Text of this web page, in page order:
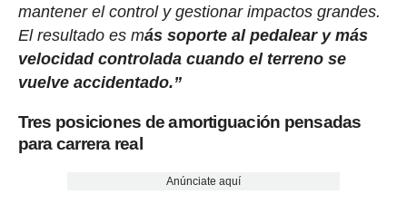
mantener el control y gestionar impactos grandes.
El resultado es más soporte al pedalear y más
velocidad controlada cuando el terreno se
vuelve accidentado.”
Tres posiciones de amortiguación pensadas
para carrera real
Anúnciate aquí